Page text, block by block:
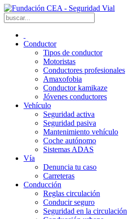
Conductor
Tipos de conductor
Motoristas
Conductores profesionales
Amaxofobia
Conductor kamikaze
Jóvenes conductores
Vehículo
Seguridad activa
Seguridad pasiva
Mantenimiento vehículo
Coche autónomo
Sistemas ADAS
Vía
Denuncia tu caso
Carreteras
Conducción
Reglas circulación
Conducir seguro
Seguridad en la circulación